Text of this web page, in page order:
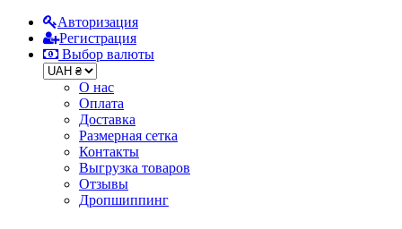
Авторизация
Регистрация
Выбор валюты
О нас
Оплата
Доставка
Размерная сетка
Контакты
Выгрузка товаров
Отзывы
Дропшиппинг